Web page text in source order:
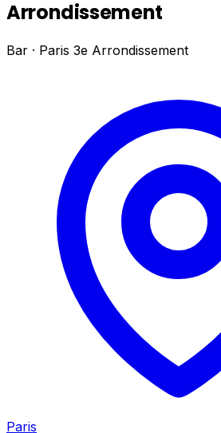
Arrondissement
Bar · Paris 3e Arrondissement
Paris